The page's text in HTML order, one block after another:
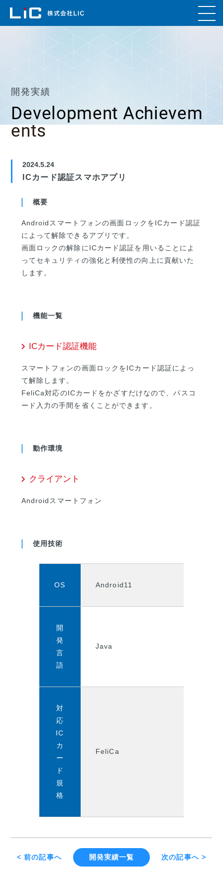
開発実績
Development Achievem
ents
2024.5.24
ICカード認証スマホアプリ
概要
Androidスマートフォンの画面ロックをICカード認証
によって解除できるアプリです。
画面ロックの解除にICカード認証を用いることによ
ってセキュリティの強化と利便性の向上に貢献いた
します。
機能一覧
ICカード認証機能
スマートフォンの画面ロックをICカード認証によっ
て解除します。
FeliCa対応のICカードをかざすだけなので、パスコ
ード入力の手間を省くことができます。
動作環境
クライアント
Androidスマートフォン
使用技術
OS Android11
開
発
言
語
Java
対
応
IC
カ
ー
ド
規
格
FeliCa
< 前の記事へ 開発実績一覧 次の記事へ >